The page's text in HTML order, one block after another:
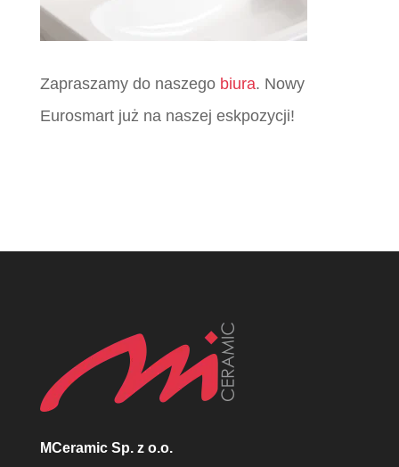
Zapraszamy do naszegobiura. Nowy
Eurosmart już na naszej eskpozycji!
MCeramic Sp. z o.o.